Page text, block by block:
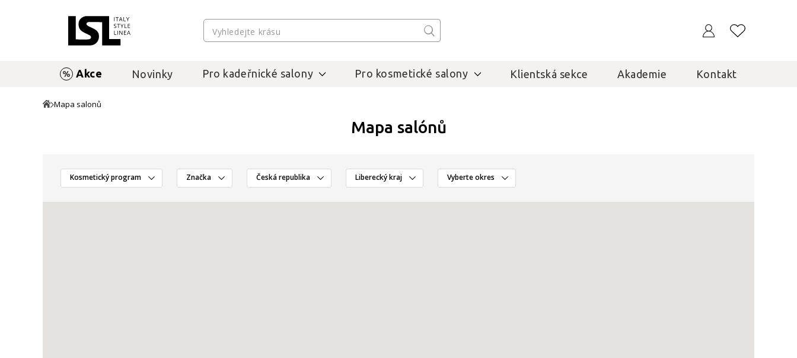
Akce Novinky Pro kadeřnické salony Pro kosmetické salony Klientská sekce Akademie Kontakt
Mapa salonů
Mapa salónů
Kosmetický program Značka Česká republika Liberecký kraj Vyberte okres